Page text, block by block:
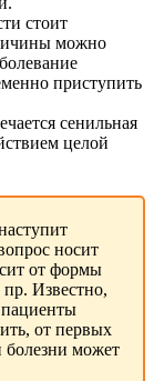
стоит
можно
приступить
сенильная
целой
носит
от формы
пр. Известно,
пациенты
от первых
болезни может